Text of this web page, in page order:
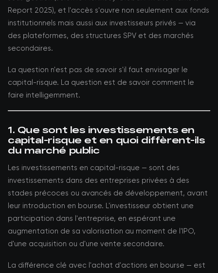
Report 2025), et l'accès s'ouvre non seulement aux fonds
institutionnels mais aussi aux investisseurs privés — via
des plateformes, des structures SPV et des marchés
secondaires.
La question n'est pas de savoir s'il faut envisager le
capital-risque. La question est de savoir comment le
faire intelligemment.
1. Que sont les investissements en
capital-risque et en quoi diffèrent-ils
du marché public
Les investissements en capital-risque — sont des
investissements dans des entreprises privées à des
stades précoces ou avancés de développement, avant
leur introduction en bourse. L'investisseur obtient une
participation dans l'entreprise, en espérant une
augmentation de sa valorisation au moment de l'IPO,
d'une acquisition ou d'une vente secondaire.
La différence clé avec l'achat d'actions en bourse — est